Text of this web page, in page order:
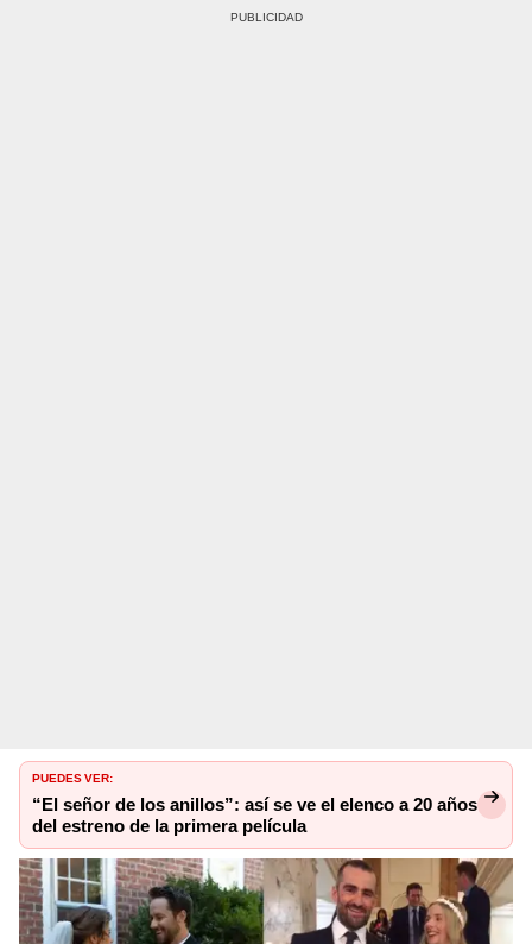
PUEDES VER:
“El señor de los anillos”: así se ve el elenco a 20 años
del estreno de la primera película